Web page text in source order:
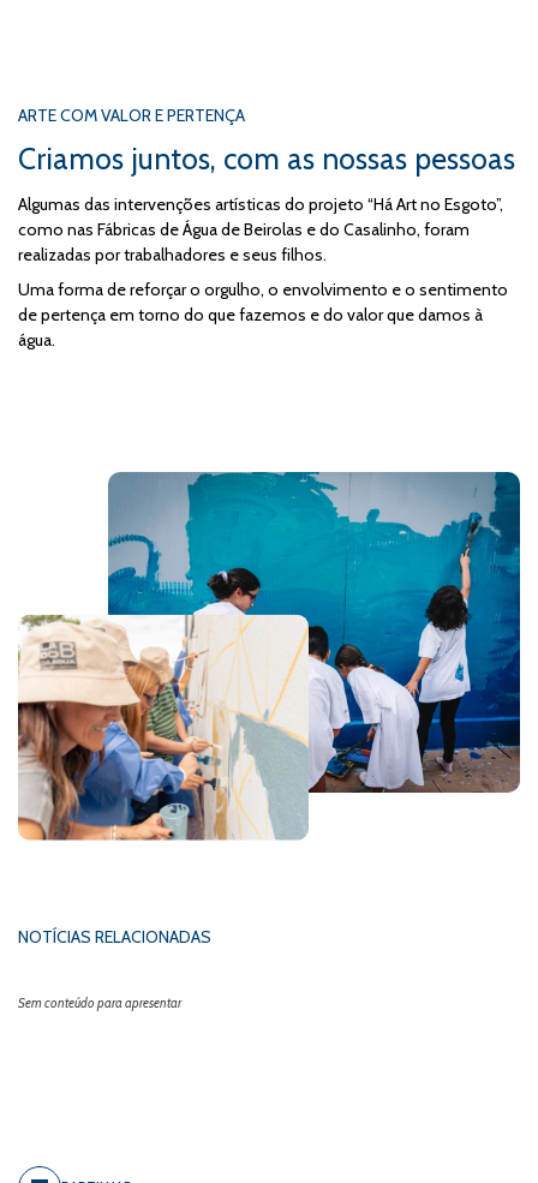
ARTE COM VALOR E PERTENÇA
Criamos juntos, com as nossas pessoas
Algumas das intervenções artísticas do projeto “Há Art no Esgoto”,
como nas Fábricas de Água de Beirolas e do Casalinho, foram
realizadas por trabalhadores e seus filhos.
Uma forma de reforçar o orgulho, o envolvimento e o sentimento
de pertença em torno do que fazemos e do valor que damos à
água.
NOTÍCIAS RELACIONADAS
Sem conteúdo para apresentar